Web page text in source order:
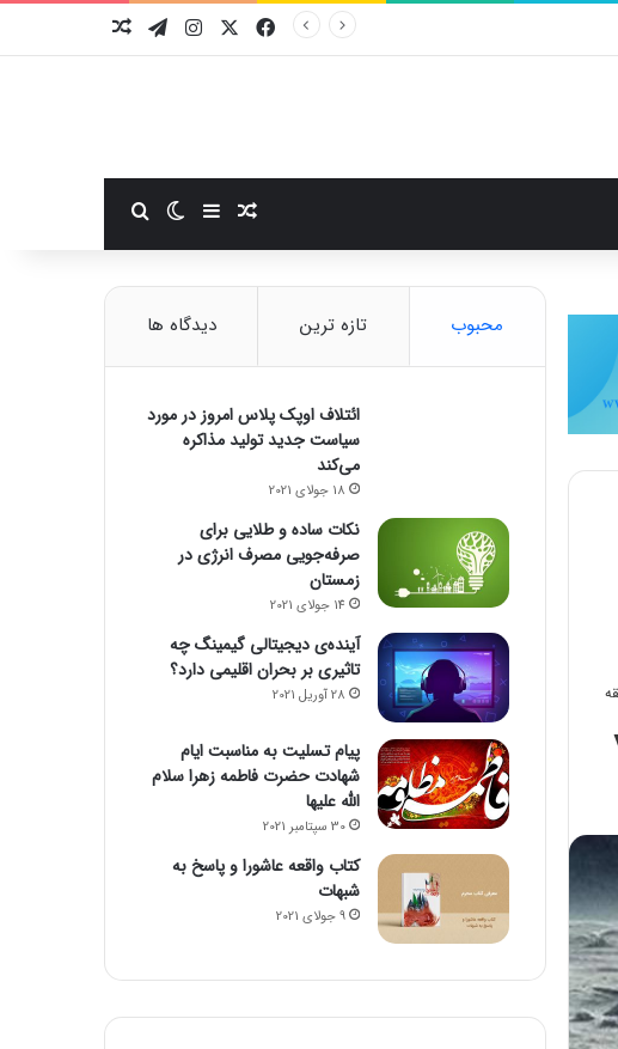
فیسبوکایکس اینستاگرام
تلگرام
نوشته تصادفی
سایدبارتغییر پوسته
محبوب تازه ترین دیدگاه ها
ائتلاف اوپک پلاس امروز در مورد
سیاست جدید تولید مذاکره
می‌کند
18 جولای 2021
نکات ساده و طلایی برای
صرفه‌جویی مصرف انرژی در
زمستان
14 جولای 2021
آینده‌ی دیجیتالی گیمینگ چه
تاثیری بر بحران اقلیمی دارد؟
28 آوریل 2021
پیام تسلیت به مناسبت ایام
شهادت حضرت فاطمه زهرا سلام
الله علیها
30 سپتامبر 2021
کتاب واقعه عاشورا و پاسخ به
شبهات
9 جولای 2021